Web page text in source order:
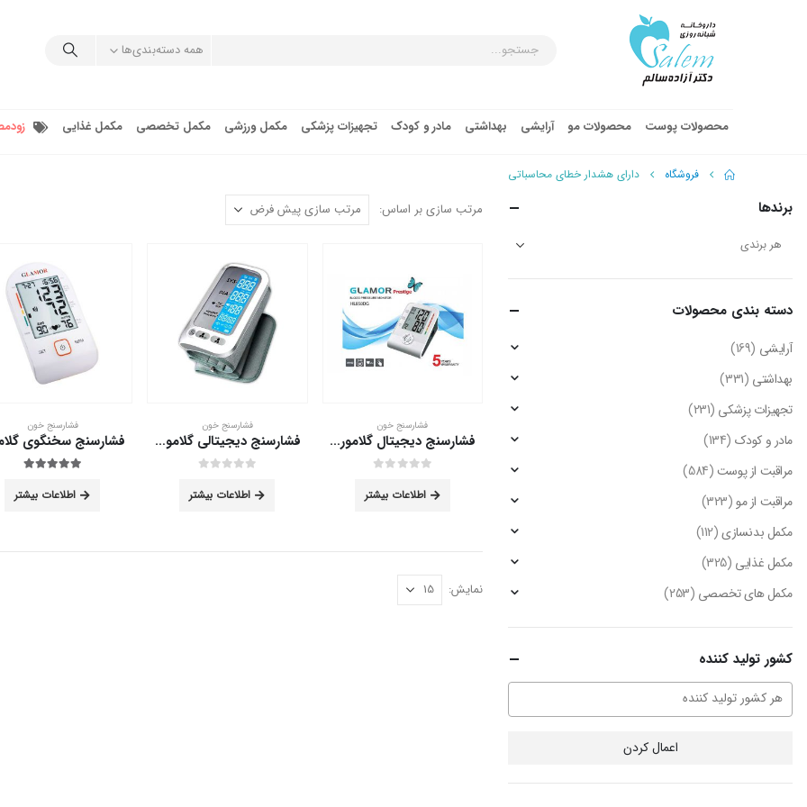
همه دسته‌بندی‌ها
محصولات پوست محصولات مو آرایشی بهداشتی مادر و کودک تجهیزات پزشکی مکمل ورزشی مکمل تخصصی مکمل غذایی
فروشگاه دارای هشدار خطای محاسباتی
مرتب سازی بر اساس:
فشارسنج خون
فشارسنج دیجیتال گلامور مدل HL858DG
اطلاعات بیشتر
فشارسنج خون
فشارسنج دیجیتالی گلامور مدل LS808
اطلاعات بیشتر
فشارسنج خون
اطلاعات بیشتر
نمایش:
برندها
دسته‌ بندی محصولات
آرایشی (169)
بهداشتی (331)
تجهیزات پزشکی (231)
مادر و کودک (134)
مراقبت از پوست(584)
مراقبت از مو(323)
مکمل بدنسازی(112)
مکمل غذایی (325)
مکمل های تخصصی (253)
کشور تولید کننده
اعمال کردن